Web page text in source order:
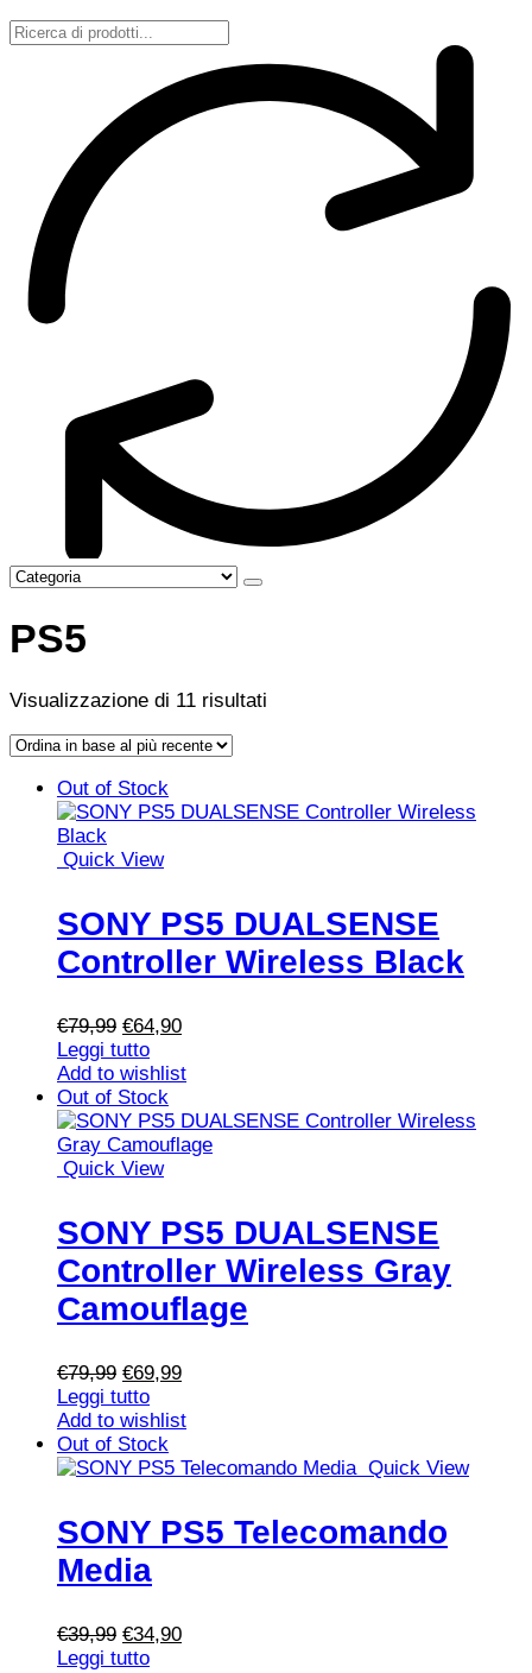
PS5
Visualizzazione di 11 risultati
recente
Vista
Vista
Out of Stock
Quick View
SONY PS5 DUALSENSE
Controller Wireless Black
€79,99 Il
prezzo
originale
era:
€79,99.
€64,90Il
attuale
€64,90.
Leggi tutto
Add to wishlist
Out of Stock
Quick View
SONY PS5 DUALSENSE
Controller Wireless Gray
Camouflage
€79,99 Il
prezzo
originale
era:
€79,99.
€69,99Il
attuale
€69,99.
Leggi tutto
Add to wishlist
Out of Stock
Quick View
SONY PS5 Telecomando
Media
€39,99 Il
prezzo
€34,90Il
Leggi tutto